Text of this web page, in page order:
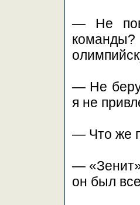
— Не
— Не
я не
— Что же
—
он был